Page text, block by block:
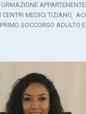
MEDICi TIZIANO,
SOCCORSO ADULTO